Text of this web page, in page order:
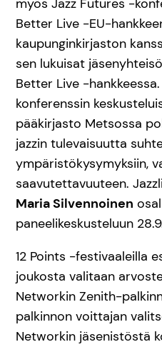
myös Jazz Futures -
Better Live -EU-
kaupunginkirjaston
sen lukuisat
Better Live -
konferenssin
pääkirjasto Metsossa
jazzin tulevaisuutta
ympäristökysymyksiin,
saavutettavuuteen.
Maria Silvennoinen
paneelikeskusteluun
12 Points -festivaaleilla
joukosta valitaan
Networkin Zenith-
palkinnon voittajan
Networkin jäsenistöstä